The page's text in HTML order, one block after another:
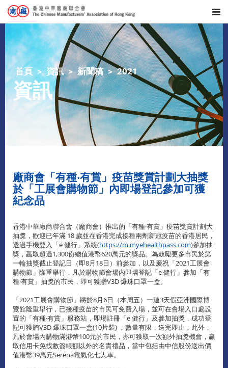
首頁 資訊 新聞稿 2021
資訊
廠商會「有種‧有賞」疫苗獎賞計劃大抽獎
於「工展會購物節」內即場登記參加可獲
紀念品
香港中華廠商聯合會（廠商會）推出的「有種‧有賞」疫苗獎賞計劃大
抽獎，歡迎已年滿 18 歲並在香港完成接種兩劑新冠疫苗的香港居民，
透過手機登入「e 健行」系統(https://m.myehealthpass.com)參加抽
獎，贏取超過1,300份總值港幣620萬元的獎品。為鼓勵更多市民於第
一輪抽獎截止登記日（即8月18日）前參加，以及慶祝「2021工展會
購物節」隆重舉行，凡於購物節會場內即場登記「e 健行」參加「有
種‧有賞」抽獎的市民，即可獲贈V3D 爆珠口罩一盒。
「2021工展會購物節」將於8月6日（本周五）一連3天假亞洲國際博
覽館隆重舉行，已接種疫苗的市民可免費入場，並可在會場入口處設
置的「有種‧有賞」服務站，即場註冊「e 健行」及參加抽獎，成功登
記可獲贈V3D 爆珠口罩一盒(10片裝) ，數量有限，送完即止；此外，
凡於會場內購物滿港幣100元的市民，亦可獲取一次額外抽獎機會，贏
取信用卡免找數簽帳額以外的名貴禮品，當中包括由中信股份送出價
值港幣39萬元Serena電氣化七人車。